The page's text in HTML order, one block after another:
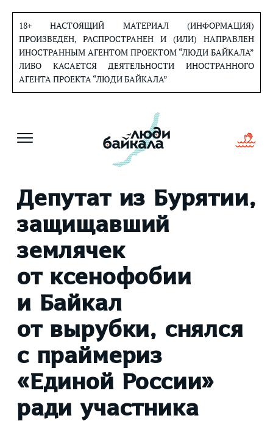
содержанию
18+ НАСТОЯЩИЙ МАТЕРИАЛ (ИНФОРМАЦИЯ)
ПРОИЗВЕДЕН, РАСПРОСТРАНЕН И (ИЛИ) НАПРАВЛЕН
ИНОСТРАННЫМ АГЕНТОМ ПРОЕКТОМ “ЛЮДИ БАЙКАЛА”
ЛИБО КАСАЕТСЯ ДЕЯТЕЛЬНОСТИ ИНОСТРАННОГО
АГЕНТА ПРОЕКТА “ЛЮДИ БАЙКАЛА”
Депутат из Бурятии,
защищавший
землячек
от ксенофобии
и Байкал
от вырубки, снялся
с праймериз
«Единой России»
ради участника